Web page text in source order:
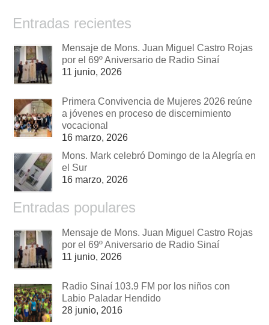
Entradas recientes
Mensaje de Mons. Juan Miguel Castro Rojas
por el 69º Aniversario de Radio Sinaí
11 junio, 2026
Primera Convivencia de Mujeres 2026 reúne
a jóvenes en proceso de discernimiento
vocacional
16 marzo, 2026
Mons. Mark celebró Domingo de la Alegría en
el Sur
16 marzo, 2026
Entradas populares
Mensaje de Mons. Juan Miguel Castro Rojas
por el 69º Aniversario de Radio Sinaí
11 junio, 2026
Radio Sinaí 103.9 FM por los niños con
Labio Paladar Hendido
28 junio, 2016